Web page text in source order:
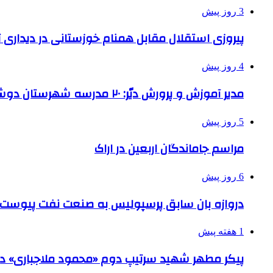
3 روز پیش
پیروزی استقلال مقابل همنام خوزستانی در دیداری
4 روز پیش
مدیر آموزش و پرورش دیّر: ۲۰ مدرسه شهرستان دوشیفته است
5 روز پیش
مراسم جاماندگان اربعین در اراک
6 روز پیش
دروازه بان سابق پرسپولیس به صنعت نفت پیوست
1 هفته پیش
پیکر مطهر شهید سرتیپ دوم «محمود ملاجباری»